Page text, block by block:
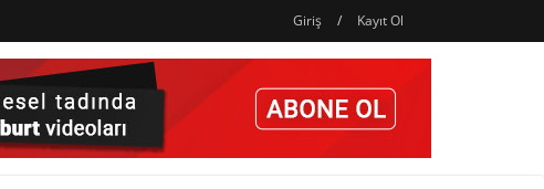
Giriş / Kayıt Ol